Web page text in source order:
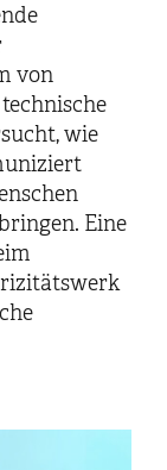
von
wie
Eine